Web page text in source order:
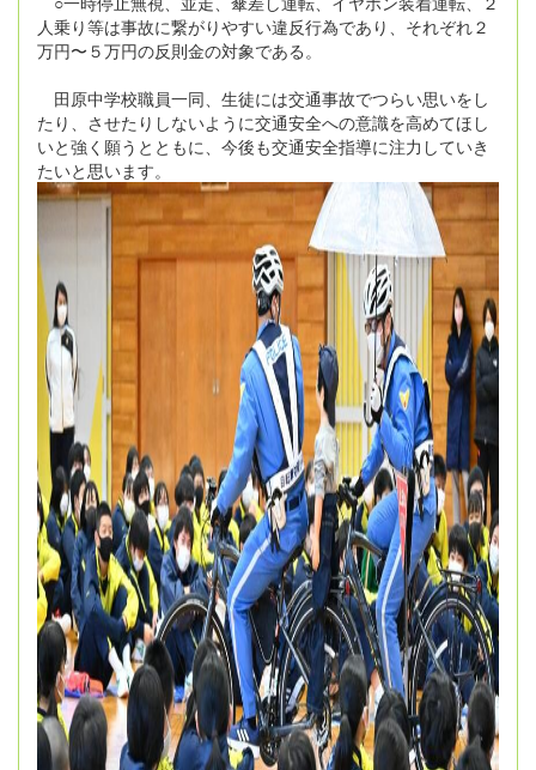
人乗り等は事故に繋がりやすい違反行為であり、それぞれ２
万円〜５万円の反則金の対象である。
田原中学校職員一同、生徒には交通事故でつらい思いをし
たり、させたりしないように交通安全への意識を高めてほし
いと強く願うとともに、今後も交通安全指導に注力していき
たいと思います。